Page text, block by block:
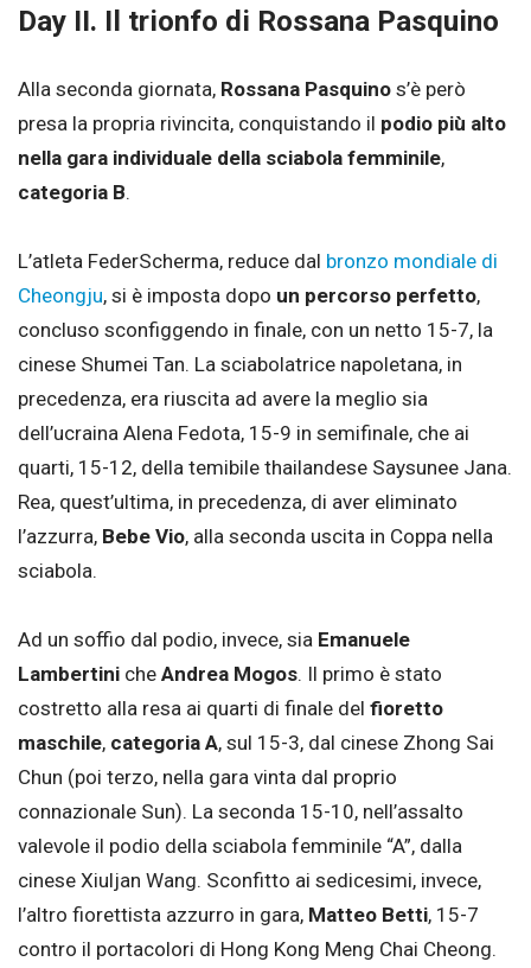
Day II. Il trionfo di Rossana Pasquino
Alla seconda giornata, Rossana Pasquino s’è però
presa la propria rivincita, conquistando il podio più alto
nella gara individuale della sciabola femminile,
categoria B.
L’atleta FederScherma, reduce dal bronzo mondiale di
Cheongju, si è imposta dopo un percorso perfetto,
concluso sconfiggendo in finale, con un netto 15-7, la
cinese Shumei Tan. La sciabolatrice napoletana, in
precedenza, era riuscita ad avere la meglio sia
dell’ucraina Alena Fedota, 15-9 in semifinale, che ai
quarti, 15-12, della temibile thailandese Saysunee Jana.
Rea, quest’ultima, in precedenza, di aver eliminato
l’azzurra, Bebe Vio, alla seconda uscita in Coppa nella
sciabola.
Ad un soffio dal podio, invece, sia Emanuele
Lambertini che Andrea Mogos. Il primo è stato
costretto alla resa ai quarti di finale del fioretto
maschile, categoria A, sul 15-3, dal cinese Zhong Sai
Chun (poi terzo, nella gara vinta dal proprio
connazionale Sun). La seconda 15-10, nell’assalto
valevole il podio della sciabola femminile “A”, dalla
cinese Xiuljan Wang. Sconfitto ai sedicesimi, invece,
l’altro fiorettista azzurro in gara, Matteo Betti, 15-7
contro il portacolori di Hong Kong Meng Chai Cheong.